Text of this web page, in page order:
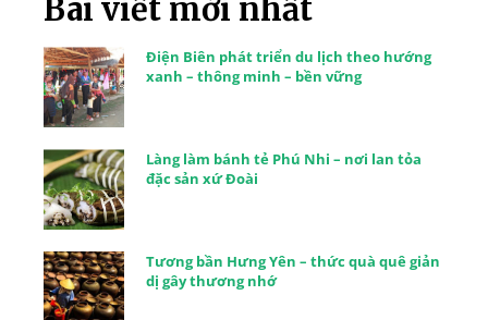
Bài viết mới nhất
Điện Biên phát triển du lịch theo hướng
xanh – thông minh – bền vững
Làng làm bánh tẻ Phú Nhi – nơi lan tỏa
đặc sản xứ Đoài
Tương bần Hưng Yên – thức quà quê giản
dị gây thương nhớ